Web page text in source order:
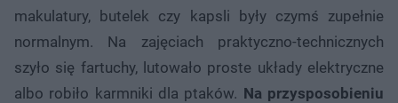
makulatury, butelek czy kapsli były czymś zupełnie
normalnym. Na zajęciach praktyczno-technicznych
szyło się fartuchy, lutowało proste układy elektryczne
albo robiło karmniki dla ptaków. Na przysposobieniu